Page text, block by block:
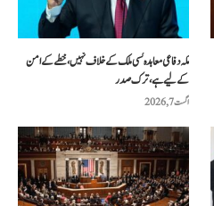
مکہ دفاعی معاہدہ کسی ملک کے خلاف نہیں، خطے کے امن
کے لیے ہے، ترک صدر
اگست 7, 2026